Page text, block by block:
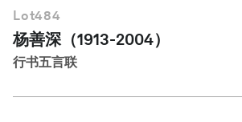
Lot484
杨善深（1913-2004）
行书五言联